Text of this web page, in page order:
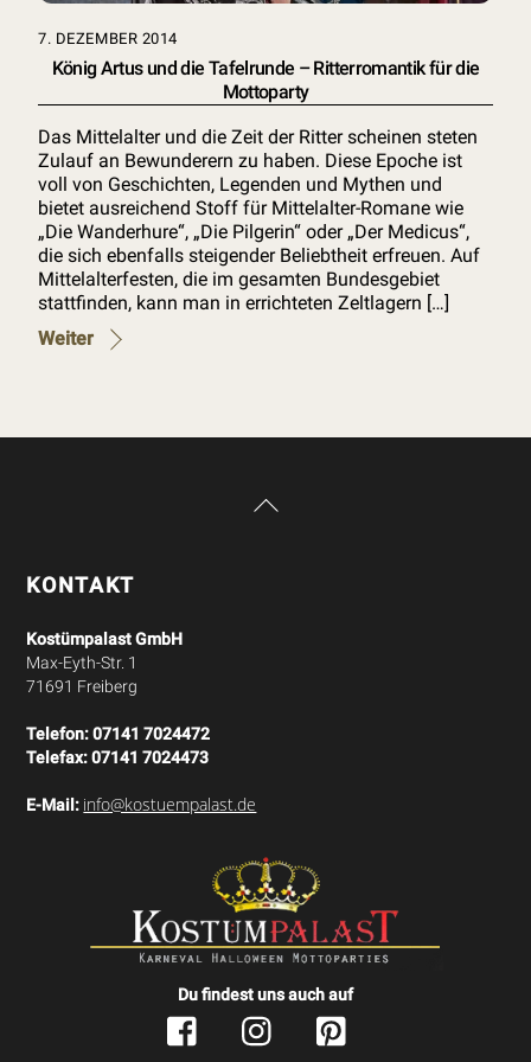
7. DEZEMBER 2014
König Artus und die Tafelrunde – Ritterromantik für die
Mottoparty
Das Mittelalter und die Zeit der Ritter scheinen steten
Zulauf an Bewunderern zu haben. Diese Epoche ist
voll von Geschichten, Legenden und Mythen und
bietet ausreichend Stoff für Mittelalter-Romane wie
„Die Wanderhure“, „Die Pilgerin“ oder „Der Medicus“,
die sich ebenfalls steigender Beliebtheit erfreuen. Auf
Mittelalterfesten, die im gesamten Bundesgebiet
stattfinden, kann man in errichteten Zeltlagern […]
Weiter
Back
KONTAKT
Kostümpalast GmbH
Max-Eyth-Str. 1
71691 Freiberg
Telefon:07141 7024472
Telefax:07141 7024473
E-Mail: info@kostuempalast.de
Du findest uns auch auf